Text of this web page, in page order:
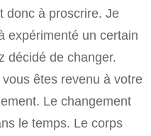
donc à proscrire. Je
expérimenté un certain
décidé de changer.
êtes revenu à votre
Le changement
le temps. Le corps